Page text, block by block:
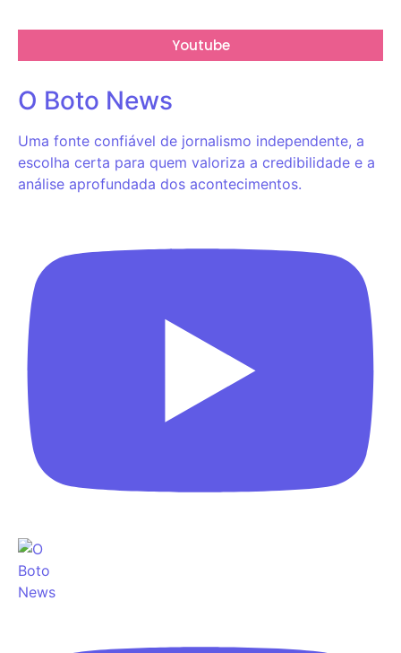
Youtube
O Boto News
Uma fonte confiável de jornalismo independente, a
escolha certa para quem valoriza a credibilidade e a
análise aprofundada dos acontecimentos.